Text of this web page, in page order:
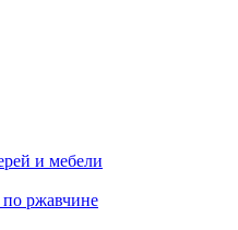
и мебели
по ржавчине